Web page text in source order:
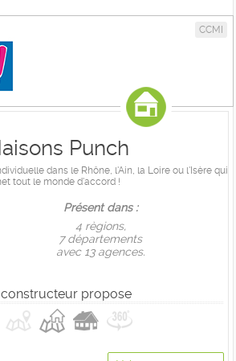
CCMI
Punch
dans le Rhône, l'Ain, la Loire ou l'Isère qui
tout le monde d'accord !
Présent dans :
4 règions,
7 départements
avec 13 agences.
constructeur propose